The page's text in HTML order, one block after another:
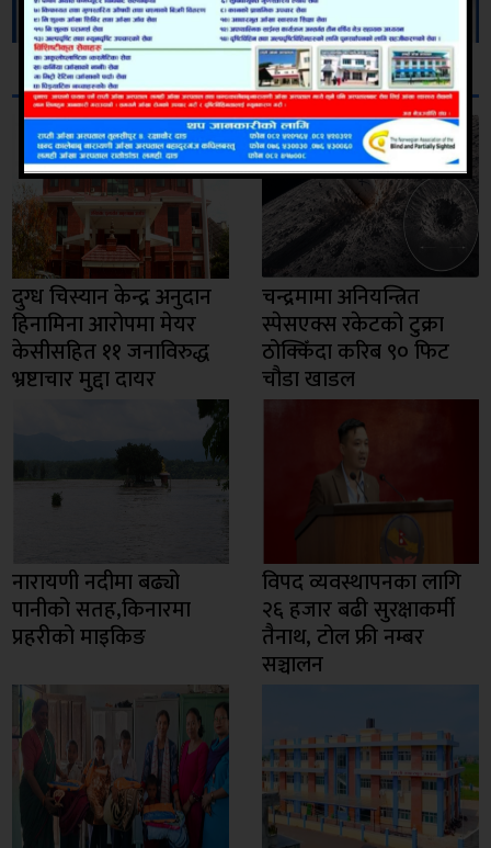
सम्बन्धित
दुग्ध चिस्यान केन्द्र अनुदान
हिनामिना आरोपमा मेयर
केसीसहित ११ जनाविरुद्ध
भ्रष्टाचार मुद्दा दायर
चन्द्रमामा अनियन्त्रित
स्पेसएक्स रकेटको टुक्रा
ठोक्किँदा करिब ९० फिट
चौडा खाडल
नारायणी नदीमा बढ्यो
पानीको सतह,किनारमा
प्रहरीको माइकिङ
विपद व्यवस्थापनका लागि
२६ हजार बढी सुरक्षाकर्मी
तैनाथ, टोल फ्री नम्बर
सञ्चालन